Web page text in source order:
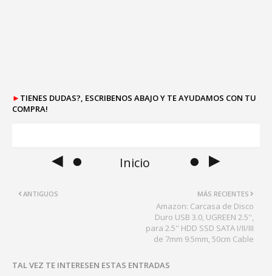
► TIENES DUDAS?, ESCRIBENOS ABAJO Y TE AYUDAMOS CON TU
COMPRA!
◄ ● Inicio ● ►
MÁS RECIENTES
Amazon: Carcasa de Disco
Duro USB 3.0, UGREEN 2.5'',
para 2.5'' HDD SSD SATA I/II/III
de 7mm 9.5mm, 50cm Cable
ANTIGUOS
TAL VEZ TE INTERESEN ESTAS ENTRADAS